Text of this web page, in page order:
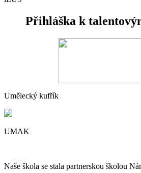
Přihláška k
Umělecký kufřík
UMAK
Naše škola se stala partnerskou školou